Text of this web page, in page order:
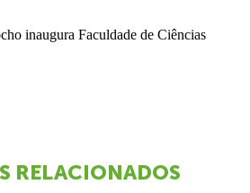
RELACIONADOS